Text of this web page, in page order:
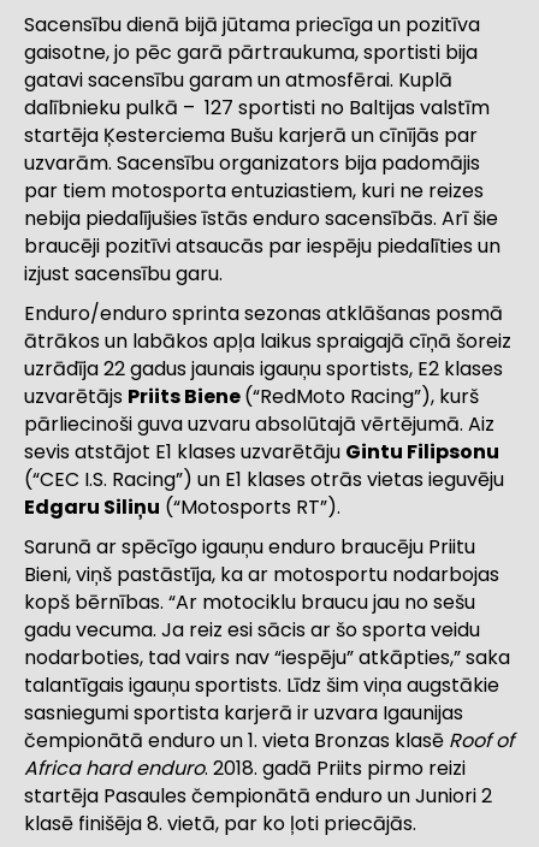
Sacensību dienā bijā jūtama priecīga un pozitīva
gaisotne, jo pēc garā pārtraukuma, sportisti bija
gatavi sacensību garam un atmosfērai. Kuplā
dalībnieku pulkā – 127 sportisti no Baltijas valstīm
startēja Ķesterciema Bušu karjerā un cīnījās par
uzvarām. Sacensību organizators bija padomājis
par tiem motosporta entuziastiem, kuri ne reizes
nebija piedalījušies īstās enduro sacensībās. Arī šie
braucēji pozitīvi atsaucās par iespēju piedalīties un
izjust sacensību garu.
Enduro/enduro sprinta sezonas atklāšanas posmā
ātrākos un labākos apļa laikus spraigajā cīņā šoreiz
uzrādīja 22 gadus jaunais igauņu sportists, E2 klases
uzvarētājs Priits Biene(“RedMoto Racing”), kurš
pārliecinoši guva uzvaru absolūtajā vērtējumā. Aiz
sevis atstājot E1 klases uzvarētāju Gintu Filipsonu
(“CEC I.S. Racing”) un E1 klases otrās vietas ieguvēju
Edgaru Siliņu (“Motosports RT”).
Sarunā ar spēcīgo igauņu enduro braucēju Priitu
Bieni, viņš pastāstīja, ka ar motosportu nodarbojas
kopš bērnības. “Ar motociklu braucu jau no sešu
gadu vecuma. Ja reiz esi sācis ar šo sporta veidu
nodarboties, tad vairs nav “iespēju” atkāpties,” saka
talantīgais igauņu sportists. Līdz šim viņa augstākie
sasniegumi sportista karjerā ir uzvara Igaunijas
čempionātā enduro un 1. vieta Bronzas klasē Roof of
Africa hard enduro. 2018. gadā Priits pirmo reizi
startēja Pasaules čempionātā enduro un Juniori 2
klasē finišēja 8. vietā, par ko ļoti priecājās.